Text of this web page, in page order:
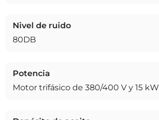
Nivel de ruido
80DB
Potencia
Motor trifásico de 380/400 V y 15 kW